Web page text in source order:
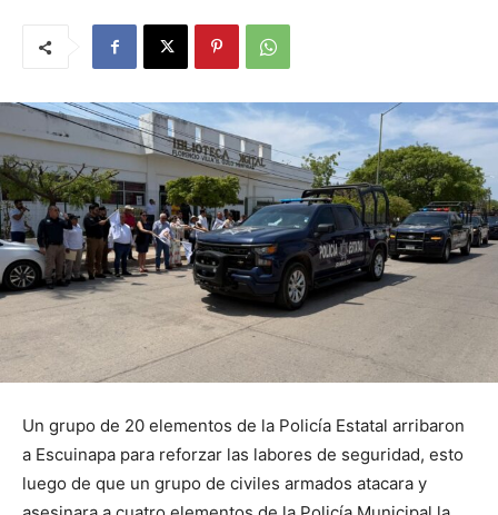
Un grupo de 20 elementos de la Policía Estatal arribaron
a Escuinapa para reforzar las labores de seguridad, esto
luego de que un grupo de civiles armados atacara y